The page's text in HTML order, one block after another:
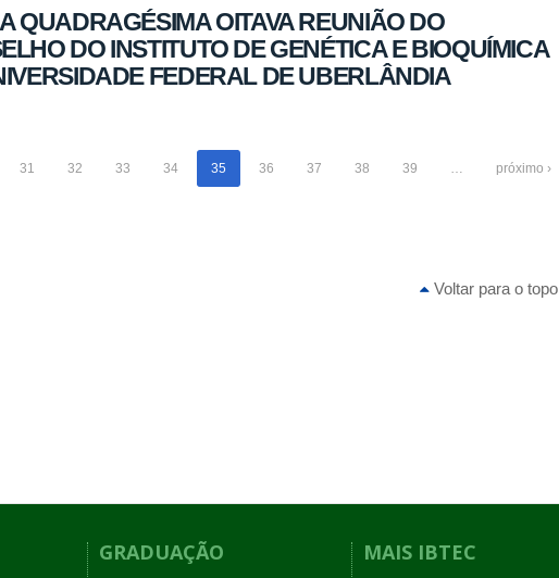
QUADRAGÉSIMA OITAVA REUNIÃO DO
DO INSTITUTO DE GENÉTICA E BIOQUÍMICA
FEDERAL DE UBERLÂNDIA
31 32 33 34 35 36 37 38 39 … próximo ›
Voltar para o topo
GRADUAÇÃO MAIS IBTEC